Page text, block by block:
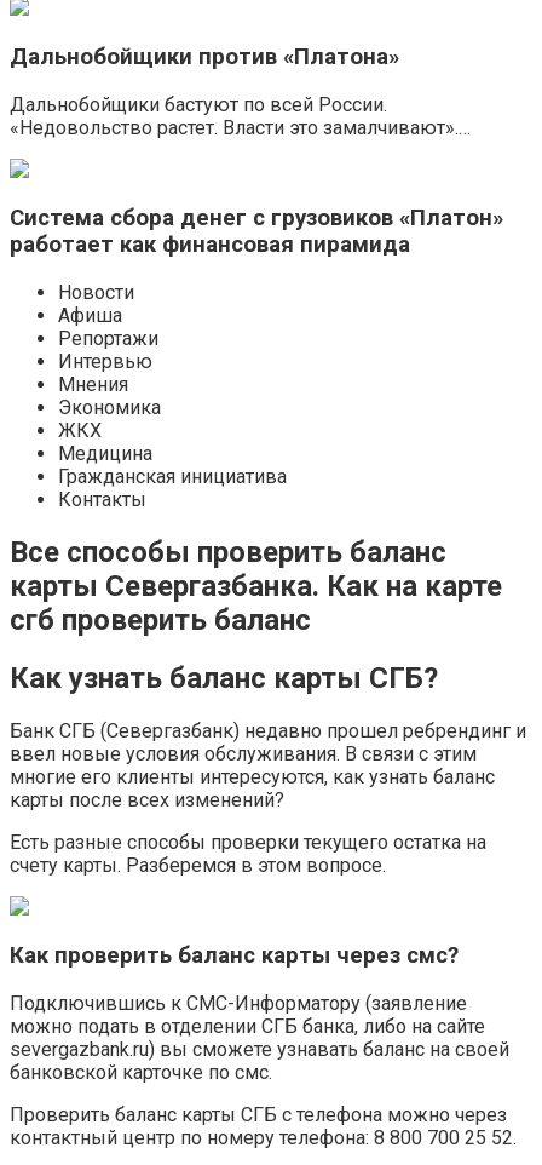
Дальнобойщики против «Платона»
Дальнобойщики бастуют по всей России.
«Недовольство растет. Власти это замалчивают».…
Система сбора денег с грузовиков «Платон»
работает как финансовая пирамида
Новости
Афиша
Репортажи
Интервью
Мнения
Экономика
ЖКХ
Медицина
Гражданская инициатива
Контакты
Все способы проверить баланс
карты Севергазбанка. Как на карте
сгб проверить баланс
Как узнать баланс карты СГБ?
Банк СГБ (Севергазбанк) недавно прошел ребрендинг и
ввел новые условия обслуживания. В связи с этим
многие его клиенты интересуются, как узнать баланс
карты после всех изменений?
Есть разные способы проверки текущего остатка на
счету карты. Разберемся в этом вопросе.
Как проверить баланс карты через смс?
Подключившись к СМС-Информатору (заявление
можно подать в отделении СГБ банка, либо на сайте
severgazbank.ru) вы сможете узнавать баланс на своей
банковской карточке по смс.
Проверить баланс карты СГБ с телефона можно через
контактный центр по номеру телефона: 8 800 700 25 52.